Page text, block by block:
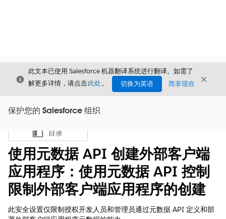
关闭
此文本已使用 Salesforce 机器翻译系统进行翻译。如需了
解更多详情，请点击此处。 切换为英语 而非现在 关闭
保护您的 Salesforce 组织
显示目录
目录
使用元数据 API 创建外部客户端
应用程序：使用元数据 API 控制
限制外部客户端应用程序的创建
此安全设置仅限制授权开发人员和管理员通过元数据 API 定义和部